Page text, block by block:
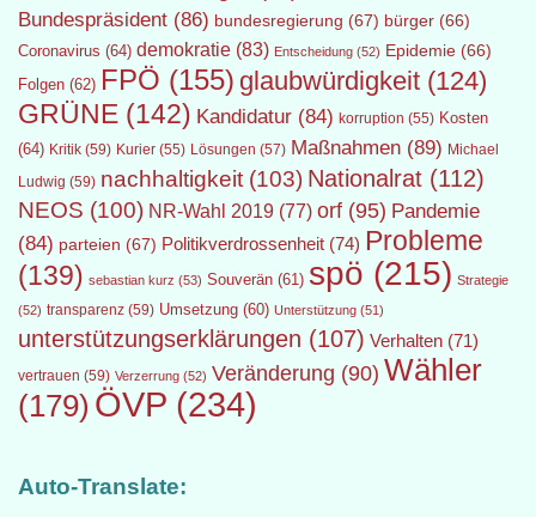
Bundespräsident (86) bundesregierung (67) bürger (66)
Coronavirus (64) demokratie (83) Entscheidung (52) Epidemie (66)
Folgen (62) FPÖ (155) glaubwürdigkeit (124)
GRÜNE (142) Kandidatur (84) korruption (55) Kosten
(64) Kritik (59) Kurier (55) Lösungen (57) Maßnahmen (89) Michael
Ludwig (59) nachhaltigkeit (103) Nationalrat (112)
NEOS (100) NR-Wahl 2019 (77) orf (95) Pandemie
(84) parteien (67) Politikverdrossenheit (74) Probleme
(139) sebastian kurz (53) Souverän (61) spö (215) Strategie
(52) transparenz (59) Umsetzung (60) Unterstützung (51)
unterstützungserklärungen (107) Verhalten (71)
vertrauen (59) Verzerrung (52) Veränderung (90) Wähler
(179) ÖVP (234)
Auto-Translate: